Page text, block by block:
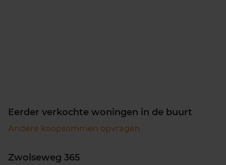
Eerder verkochte woningen in de buurt
Andere koopsommen opvragen
Zwolseweg 365